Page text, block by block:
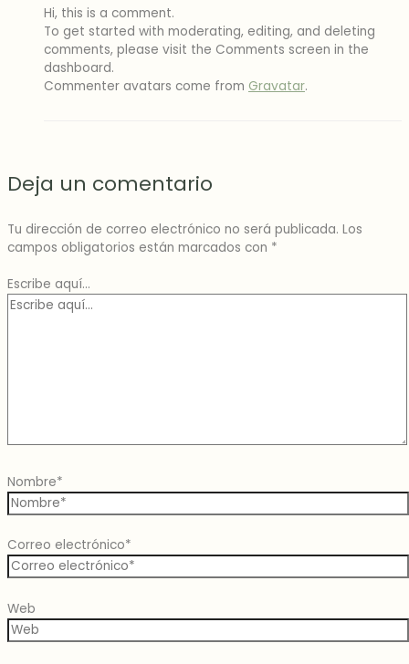
Hi, this is a comment.
To get started with moderating, editing, and deleting
comments, please visit the Comments screen in the
dashboard.
Commenter avatars come from Gravatar.
Deja un comentario
Tu dirección de correo electrónico no será publicada. Los
campos obligatorios están marcados con *
Escribe aquí...
Nombre*
Correo electrónico*
Web